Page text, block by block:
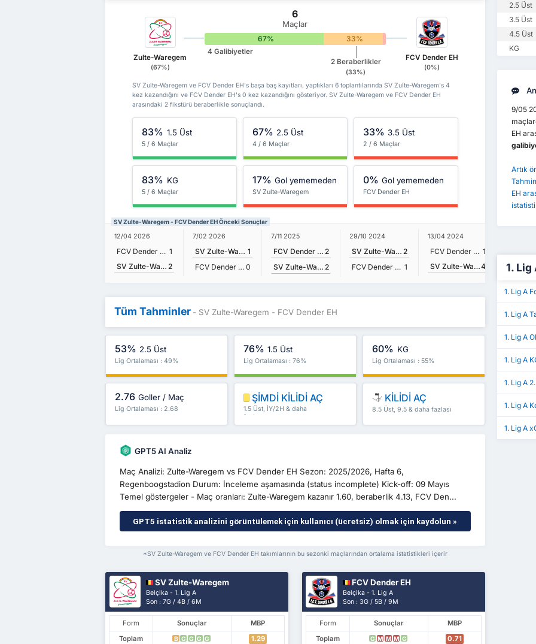
Zulte-Waregem
(67%)
6
Maçlar
67% 33% 0%
4 Galibiyetler
2 Beraberlikler
(33%)
FCV Dender EH
(0%)
SV Zulte-Waregem ve FCV Dender EH's başa baş kayıtları, yaptıkları 6 toplantılarında SV Zulte-Waregem's 4
kez kazandığını ve FCV Dender EH's 0 kez kazandığını gösteriyor. SV Zulte-Waregem ve FCV Dender EH
arasındaki 2 fikstürü beraberlikle sonuçlandı.
83% 1.5 Üst
5 / 6 Maçlar
67% 2.5 Üst
4 / 6 Maçlar
33% 3.5 Üst
2 / 6 Maçlar
83% KG
5 / 6 Maçlar
17% Gol yememeden
SV Zulte-Waregem
0% Gol yememeden
FCV Dender EH
SV Zulte-Waregem - FCV Dender EH Önceki Sonuçlar
12/04 2026
FCV Dender EH 1
SV Zulte-Waregem 2
7/02 2026
SV Zulte-Waregem 1
FCV Dender EH 0
7/11 2025
FCV Dender EH 2
SV Zulte-Waregem 2
29/10 2024
SV Zulte-Waregem 2
FCV Dender EH 1
13/04 2024
FCV Dender EH 1
SV Zulte-Waregem4
Tüm Tahminler - SV Zulte-Waregem - FCV Dender EH
53% 2.5 Üst
Lig Ortalaması : 49%
76% 1.5 Üst
Lig Ortalaması : 76%
60% KG
Lig Ortalaması : 55%
2.76 Goller / Maç
Lig Ortalaması : 2.68
ŞİMDİ KİLİDİ AÇ
1.5 Üst, İY/2H & daha
fazlası
KİLİDİ AÇ
8.5 Üst, 9.5 & daha fazlası
GPT5 AI Analiz
Maç Analizi: Zulte-Waregem vs FCV Dender EH Sezon: 2025/2026, Hafta 6,
Regenboogstadion Durum: İnceleme aşamasında (status incomplete) Kick-off: 09 Mayıs
Temel göstergeler - Maç oranları: Zulte-Waregem kazanır 1.60, beraberlik 4.13, FCV Den...
GPT5 istatistik analizini görüntülemek için kullanıcı (ücretsiz) olmak için kaydolun »
*SV Zulte-Waregem ve FCV Dender EH takımlarının bu sezonki maçlarından ortalama istatistikleri içerir
SV Zulte-Waregem
Belçika - 1. Lig A
Son : 7G / 4B / 6M
Form Sonuçlar
MBP
Toplam
B G G G G
1.29
FCV Dender EH
Belçika - 1. Lig A
Son : 3G / 5B / 9M
Form Sonuçlar
MBP
Toplam
G M M M G
0.71
2.5 Üst
3.5 Üst
4.5 Üst
KG
9/05
EH
Artık
EH
1.
1. Lig A
1. Lig A
1. Lig A
1. Lig A
1. Lig A
1. Lig A
1. Lig A